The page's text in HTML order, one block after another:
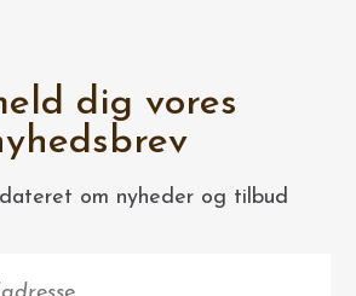
dig vores
om nyheder og tilbud